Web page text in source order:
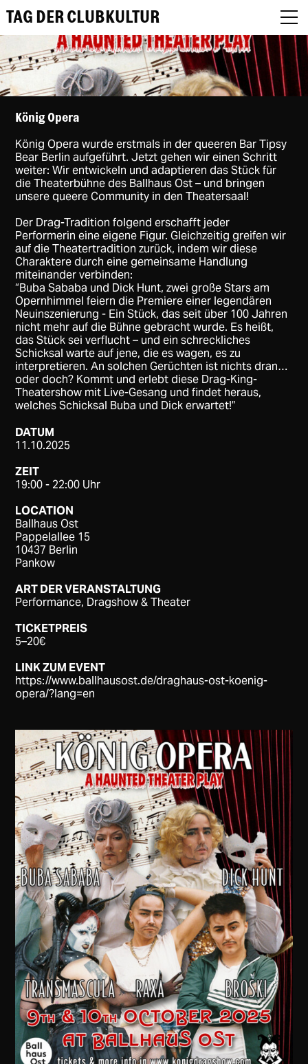
Programm
Podcast
Award Jury
EN
TAG DER CLUBKULTUR
König Opera
König Opera wurde erstmals in der queeren Bar Tipsy
Bear Berlin aufgeführt. Jetzt gehen wir einen Schritt
weiter: Wir entwickeln und adaptieren das Stück für
die Theaterbühne des Ballhaus Ost – und bringen
unsere queere Community in den Theatersaal!
Der Drag-Tradition folgend erschafft jeder
Performerin eine eigene Figur. Gleichzeitig greifen wir
auf die Theatertradition zurück, indem wir diese
Charaktere durch eine gemeinsame Handlung
miteinander verbinden:
“Buba Sababa und Dick Hunt, zwei große Stars am
Opernhimmel feiern die Premiere einer legendären
Neuinszenierung - Ein Stück, das seit über 100 Jahren
nicht mehr auf die Bühne gebracht wurde. Es heißt,
das Stück sei verflucht – und ein schreckliches
Schicksal warte auf jene, die es wagen, es zu
interpretieren. An solchen Gerüchten ist nichts dran…
oder doch? Kommt und erlebt diese Drag-King-
Theatershow mit Live-Gesang und findet heraus,
welches Schicksal Buba und Dick erwartet!”
DATUM
11.10.2025
ZEIT
19:00 - 22:00 Uhr
LOCATION
Ballhaus Ost
Pappelallee 15
10437 Berlin
Pankow
ART DER VERANSTALTUNG
Performance, Dragshow & Theater
TICKETPREIS
5–20€
LINK ZUM EVENT
https://www.ballhausost.de/draghaus-ost-koenig-
opera/?lang=en